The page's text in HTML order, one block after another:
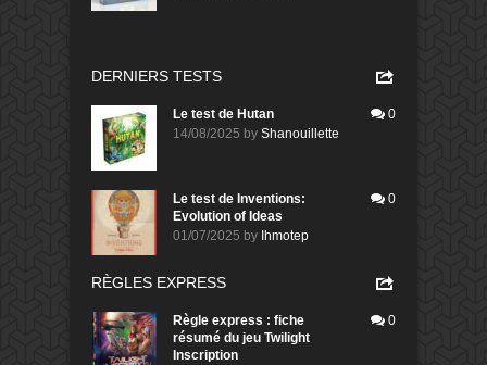
DERNIERS TESTS
Le test de Hutan
14/08/2025 by Shanouillette
0
Le test de Inventions:
Evolution of Ideas
01/07/2025 by Ihmotep
0
RÈGLES EXPRESS
Règle express : fiche
résumé du jeu Twilight
Inscription
0